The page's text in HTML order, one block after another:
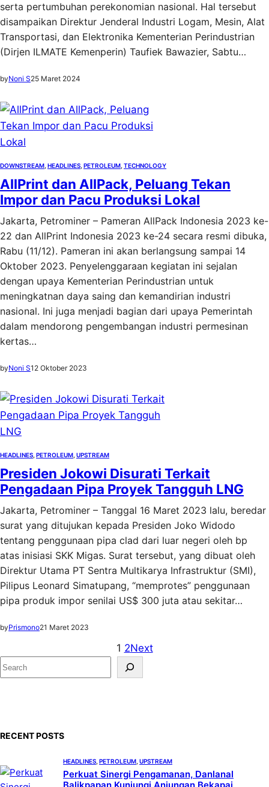
serta pertumbuhan perekonomian nasional. Hal tersebut
disampaikan Direktur Jenderal Industri Logam, Mesin, Alat
Transportasi, dan Elektronika Kementerian Perindustrian
(Dirjen ILMATE Kemenperin) Taufiek Bawazier, Sabtu…
byNoni S25 Maret 2024
DOWNSTREAM HEADLINES PETROLEUM TECHNOLOGY
AllPrint dan AllPack, Peluang Tekan
Impor dan Pacu Produksi Lokal
Jakarta, Petrominer – Pameran AllPack Indonesia 2023 ke-
22 dan AllPrint Indonesia 2023 ke-24 secara resmi dibuka,
Rabu (11/12). Pameran ini akan berlangsung sampai 14
Oktober 2023. Penyelenggaraan kegiatan ini sejalan
dengan upaya Kementerian Perindustrian untuk
meningkatnan daya saing dan kemandirian industri
nasional. Ini juga menjadi bagian dari upaya Pemerintah
dalam mendorong pengembangan industri permesinan
kertas…
byNoni S12 Oktober 2023
HEADLINES PETROLEUM UPSTREAM
Presiden Jokowi Disurati Terkait
Pengadaan Pipa Proyek Tangguh LNG
Jakarta, Petrominer – Tanggal 16 Maret 2023 lalu, beredar
surat yang ditujukan kepada Presiden Joko Widodo
tentang penggunaan pipa clad dari luar negeri oleh bp
atas inisiasi SKK Migas. Surat tersebut, yang dibuat oleh
Direktur Utama PT Sentra Multikarya Infrastruktur (SMI),
Pilipus Leonard Simatupang, “memprotes” penggunaan
pipa produk impor senilai US$ 300 juta atau sekitar…
byPrismono21 Maret 2023
1 2Next
S
e
RECENT POSTS
HEADLINES PETROLEUM UPSTREAM
Perkuat Sinergi Pengamanan, Danlanal
Balikpapan Kunjungi Anjungan Bekapai